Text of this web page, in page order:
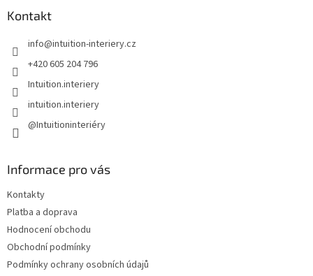
Kontakt
info@intuition-interiery.cz
+420 605 204 796
Intuition.interiery
intuition.interiery
@Intuitioninteriéry
Informace pro vás
Kontakty
Platba a doprava
Hodnocení obchodu
Obchodní podmínky
Podmínky ochrany osobních údajů